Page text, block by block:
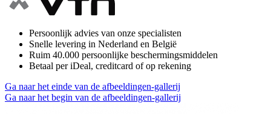
Persoonlijk advies van onze specialisten
Snelle levering in Nederland en België
Ruim 40.000 persoonlijke beschermingsmiddelen
Betaal per iDeal, creditcard of op rekening
Ga naar het einde van de afbeeldingen-gallerij
Ga naar het begin van de afbeeldingen-gallerij